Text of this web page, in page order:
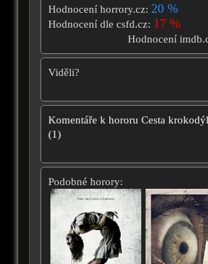
Hodnocení horrory.cz: 20 %
Hodnocení dle csfd.cz: 17 %
Hodnocení
Viděli?
Komentáře k hororu Cesta
(1)
Podobné horory: